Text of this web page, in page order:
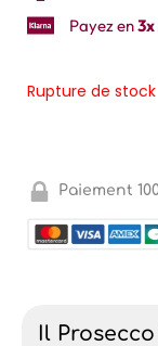
Payez en
Rupture de stock
Paiement
Il